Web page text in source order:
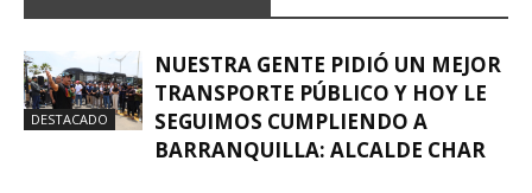
DESTACADO
NUESTRA GENTE PIDIÓ UN MEJOR
TRANSPORTE PÚBLICO Y HOY LE
SEGUIMOS CUMPLIENDO A
BARRANQUILLA: ALCALDE CHAR